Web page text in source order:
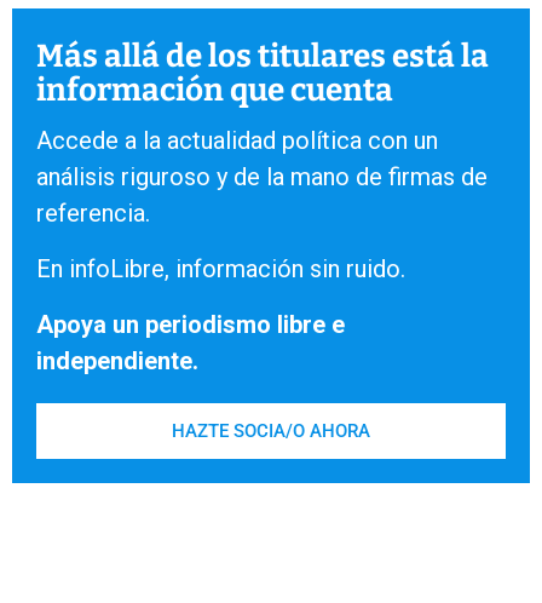
Más allá de los titulares está la
información que cuenta
Accede a la actualidad política con un
análisis riguroso y de la mano de firmas de
referencia.
En infoLibre, información sin ruido.
Apoya un periodismo libre e
independiente.
HAZTE SOCIA/O AHORA